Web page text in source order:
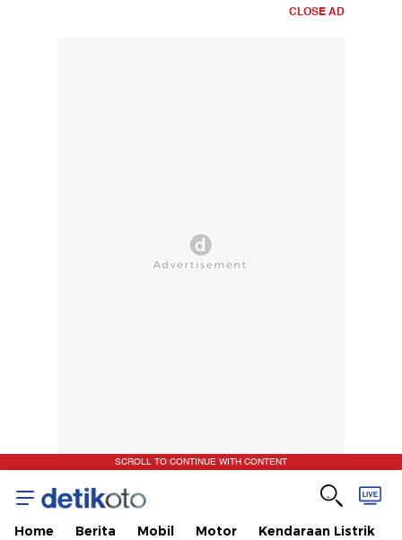
CLOSE AD
SCROLL TO CONTINUE WITH CONTENT
Home Berita Mobil Motor Kendaraan Listrik